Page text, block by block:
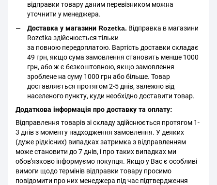
відправки товару даним перевізником можна
уточнити у менеджера.
Доставка у магазини Rozetka. Відправка в магазини
Rozetka здійснюється тільки
за повною передоплатою. Вартість доставки складає
49 грн, якщо сума замовлення становить менше 1000
грн, або ж є безкоштовною, якщо замовлення
зроблене на суму 1000 грн або більше. Товар
доставляється протягом 2-5 днів, залежно від
населеного пункту, куди необхідно доставити товар.
Додаткова інформація про доставку та оплату:
Відправлення товарів зі складу здійснюється протягом 1-
3 днів з моменту надходження замовлення. У деяких
(дуже рідкісних) випадках затримка з відправленням
може становити до 7 днів, і про таких випадках ми
обов'язково інформуємо покупця. Якщо у Вас є особливі
вимоги щодо термінів відправки товару просимо
повідомити про них менеджера під час підтвердження